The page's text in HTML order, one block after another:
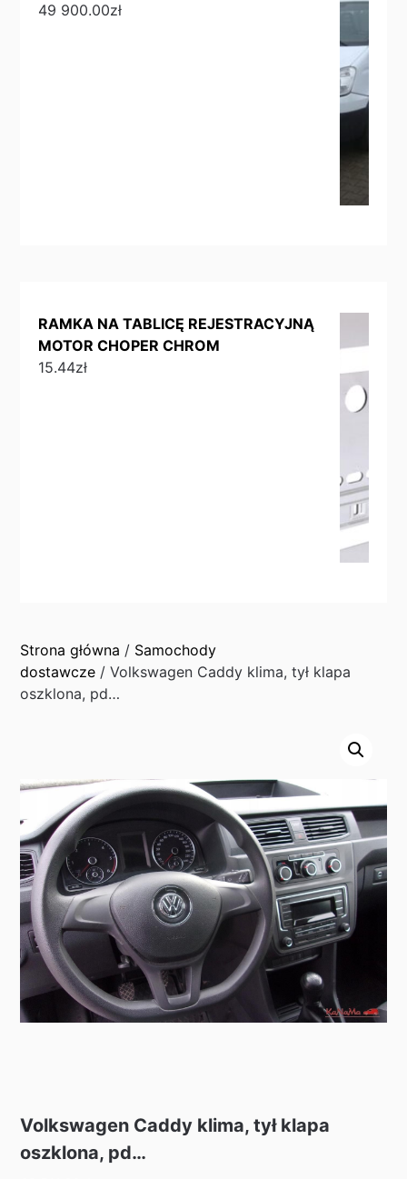
49 900.00zł
RAMKA NA TABLICĘ REJESTRACYJNĄ
MOTOR CHOPER CHROM
15.44zł
Strona główna / Samochody
dostawcze / Volkswagen Caddy klima, tył klapa
oszklona, pd…
Volkswagen Caddy klima, tył klapa
oszklona, pd…